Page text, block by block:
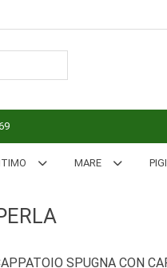
MARE
SPUGNA CON